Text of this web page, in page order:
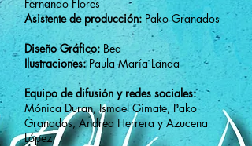
Fernando Flores
Asistente de producción: Pako Granados
Diseño Gráfico: Bea
Ilustraciones:Paula María Landa
Equipo de difusión y redes sociales:
MónicaDuran, Ismael Gimate, Pako
Granados, Andrea Herrera y Azucena
López